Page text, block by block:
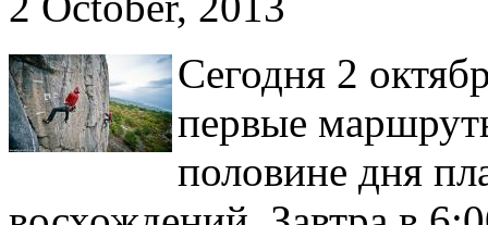
Сегодня 2
первые
половине дня